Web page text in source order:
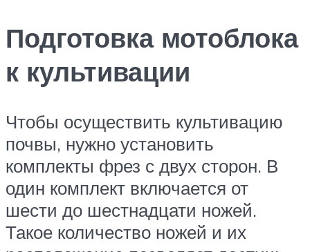
Подготовка мотоблока
к культивации
Чтобы осуществить культивацию
почвы, нужно установить
комплекты фрез с двух сторон. В
один комплект включается от
шести до шестнадцати ножей.
Такое количество ножей и их